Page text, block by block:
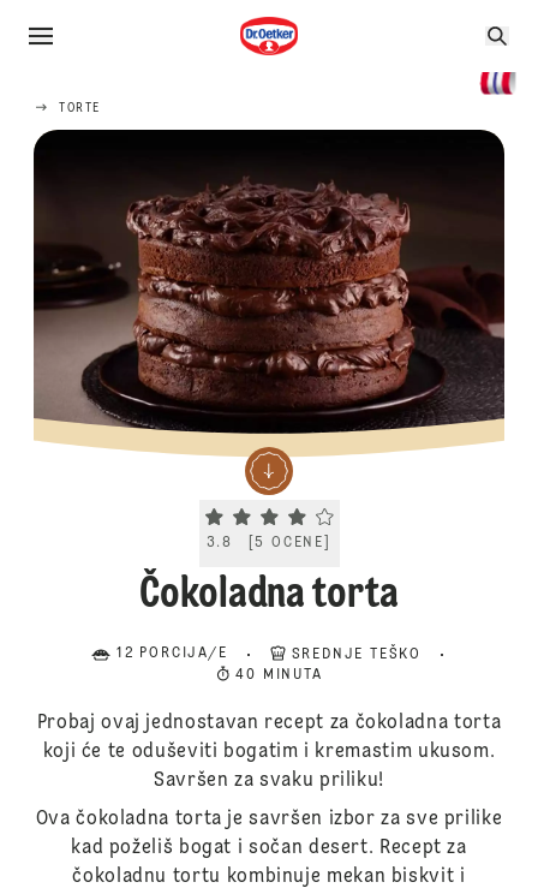
TORTE
Current rating 3.8. Click to rate.
3.8 [5 OCENE
Čokoladna torta
12 PORCIJA/E
SREDNJE TEŠKO
40 MINUTA
Probaj ovaj jednostavan recept za čokoladna torta
koji će te oduševiti bogatim i kremastim ukusom.
Savršen za svaku priliku!
Ova čokoladna torta je savršen izbor za sve prilike
kad poželiš bogat i sočan desert. Recept za
čokoladnu tortu kombinuje mekan biskvit i